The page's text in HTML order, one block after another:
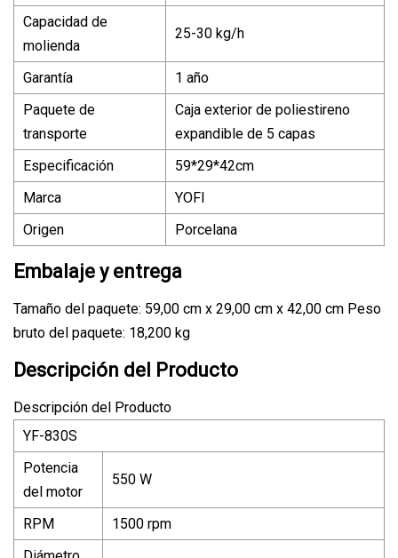
Capacidad de
molienda
25-30 kg/h
Garantía
1 año
Paquete de
transporte
Caja exterior de poliestireno
expandible de 5 capas
Especificación
59*29*42cm
Marca
YOFI
Origen
Porcelana
Embalaje y entrega
Tamaño del paquete: 59,00 cm x 29,00 cm x 42,00 cm Peso
bruto del paquete: 18,200 kg
Descripción del Producto
Descripción del Producto
YF-830S
Potencia
del motor
550 W
RPM
1500 rpm